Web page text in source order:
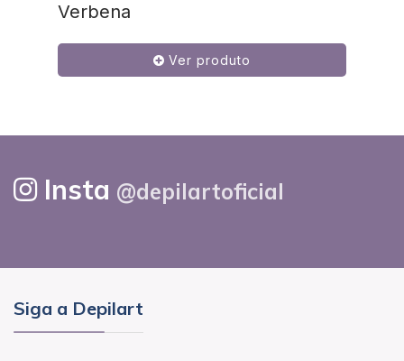
Verbena
Ver produto
Insta @depilartoficial
Siga a Depilart